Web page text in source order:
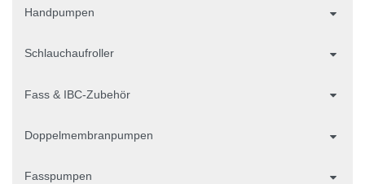
Handpumpen
Schlauchaufroller
Fass & IBC-Zubehör
Doppelmembranpumpen
Fasspumpen